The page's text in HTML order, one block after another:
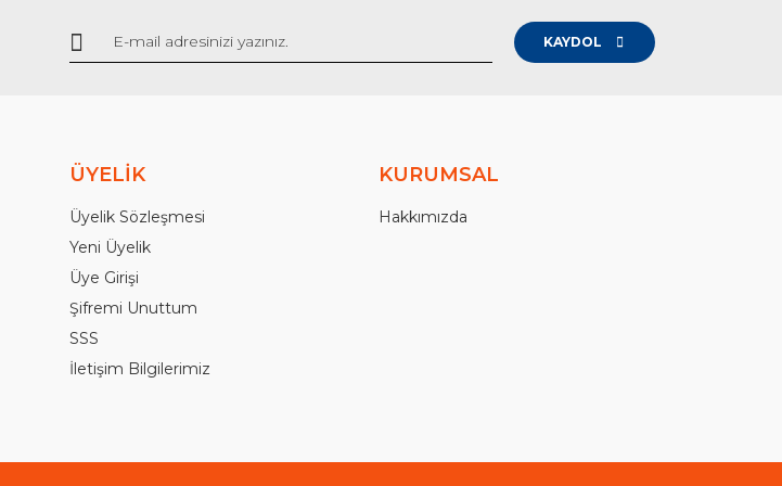
Gönder
KAYDOL
ÜYELİK
Üyelik Sözleşmesi
Yeni Üyelik
Üye Girişi
Şifremi Unuttum
SSS
İletişim Bilgilerimiz
KURUMSAL
Hakkımızda